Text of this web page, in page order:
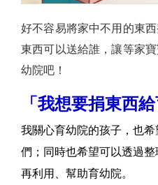
好不容易將家中不用的東
東西可以送給誰，讓等家
幼院吧！
「我想要捐東西給
我關心育幼院的孩子，也
們；同時也希望可以透過
再利用、幫助育幼院。